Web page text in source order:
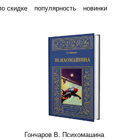
скидке популярность новинки
Гончаров В. Психомашина